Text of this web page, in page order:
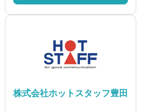
株式会社ホットスタッフ豊田